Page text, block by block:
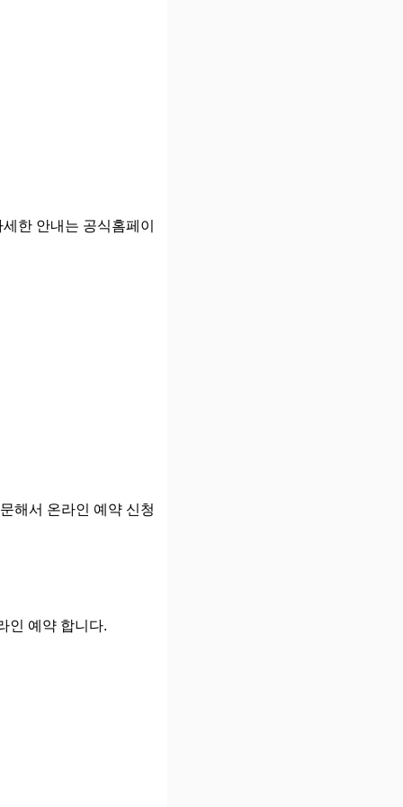
한 안내는 공식홈페이
해서 온라인 예약 신청
인 예약 합니다.